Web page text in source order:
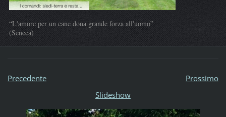
“L'amore per un cane dona grande forza all'uomo”
(Seneca)
Precedente
Prossimo
Slideshow